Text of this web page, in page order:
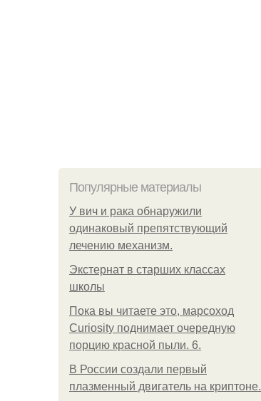
Популярные материалы
У вич и рака обнаружили
одинаковый препятствующий
лечению механизм.
Экстернат в старших классах
школы
Пока вы читаете это, марсоход
Curiosity поднимает очередную
порцию красной пыли. 6.
В России создали первый
плазменный двигатель на криптоне.